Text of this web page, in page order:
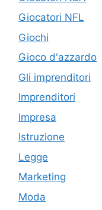
Giocatori NFL
Giochi
Gioco d'azzardo
Gli imprenditori
Imprenditori
Impresa
Istruzione
Legge
Marketing
Moda